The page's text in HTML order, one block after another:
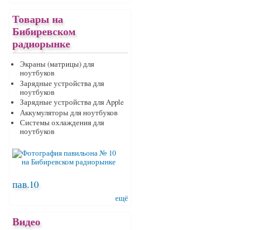
Товары на
Бибиревском
радиорынке
Экраны (матрицы) для
ноутбуков
Зарядные устройства для
ноутбуков
Зарядные устройства для Apple
Аккумуляторы для ноутбуков
Системы охлаждения для
ноутбуков
пав.10
ещё
Видео